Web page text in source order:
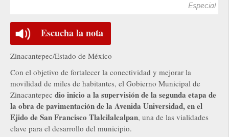
Especial
Escucha la nota
Zinacantepec/Estado de México
Con el objetivo de fortalecer la conectividad y mejorar la
movilidad de miles de habitantes, el Gobierno Municipal de
Zinacantepec dio inicio a la supervisión de la segunda etapa de
la obra de pavimentación de la Avenida Universidad, en el
Ejido de San Francisco Tlalcilalcalpan, una de las vialidades
clave para el desarrollo del municipio.